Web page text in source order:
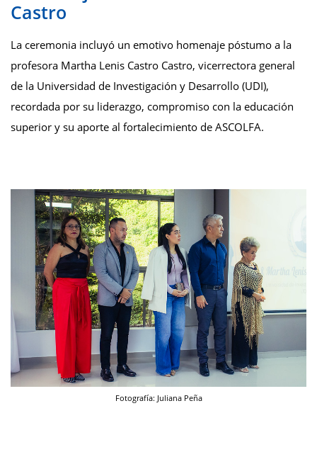
Castro
La ceremonia incluyó un emotivo homenaje póstumo a la
profesora Martha Lenis Castro Castro, vicerrectora general
de la Universidad de Investigación y Desarrollo (UDI),
recordada por su liderazgo, compromiso con la educación
superior y su aporte al fortalecimiento de ASCOLFA.
Fotografía: Juliana Peña